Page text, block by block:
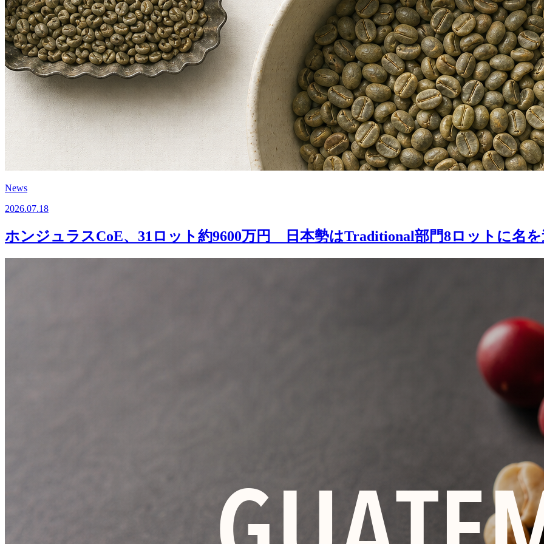
News
2026.07.18
ホンジュラスCoE、31ロット約9600万円 日本勢はTraditional部門8ロットに名